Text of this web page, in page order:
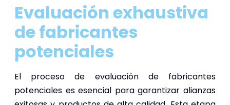
Evaluación exhaustiva
de fabricantes
potenciales
El proceso de evaluación de fabricantes
potenciales es esencial para garantizar alianzas